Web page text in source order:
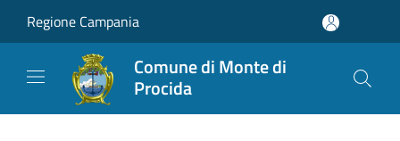
Regione Campania
Comune di Monte di
Procida